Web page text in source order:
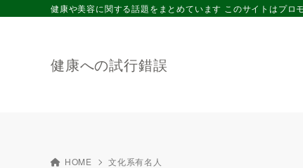
健康への試行錯誤
健康や美容に関する話題をまとめています このサイトはプロ
HOME 文化系有名人